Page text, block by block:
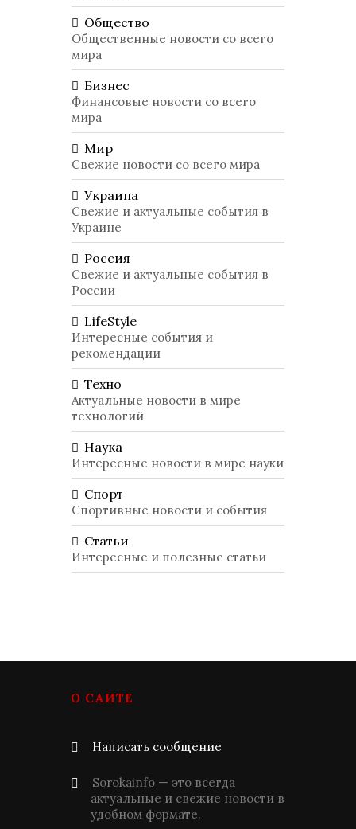
Общество
Общественные новости со всего
мира
Бизнес
Финансовые новости со всего
мира
Мир
Свежие новости со всего мира
Украина
Свежие и актуальные события в
Украине
Россия
Свежие и актуальные события в
России
LifeStyle
Интересные события и
рекомендации
Техно
Актуальные новости в мире
технологий
Наука
Интересные новости в мире науки
Спорт
Спортивные новости и события
Статьи
Интересные и полезные статьи
О САЙТЕ
Написать сообщение
Sorokainfo — это всегда
актуальные и свежие новости в
удобном формате.